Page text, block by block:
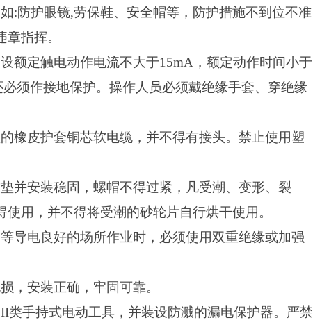
:防护眼镜,劳保鞋、安全帽等，防护措施不到位不准
指挥。
额定触电动作电流不大于15mA，额定动作时间小于
须作接地保护。操作人员必须戴绝缘手套、穿绝缘
橡皮护套铜芯软电缆，并不得有接头。禁止使用塑
并安装稳固，螺帽不得过紧，凡受潮、变形、裂
用，并不得将受潮的砂轮片自行烘干使用。
导电良好的场所作业时，必须使用双重绝缘或加强
，安装正确，牢固可靠。
手持式电动工具，并装设防溅的漏电保护器。严禁